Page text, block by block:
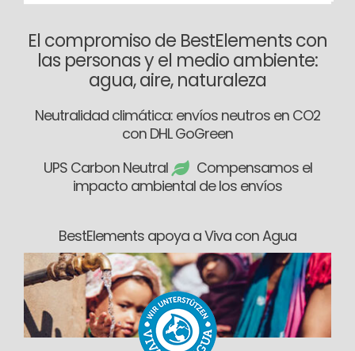
El compromiso de BestElements con
las personas y el medio ambiente:
agua, aire, naturaleza
Neutralidad climática: envíos neutros en CO2
con DHL GoGreen
UPS Carbon Neutral
Compensamos el
impacto ambiental de los envíos
BestElements apoya a Viva con Agua